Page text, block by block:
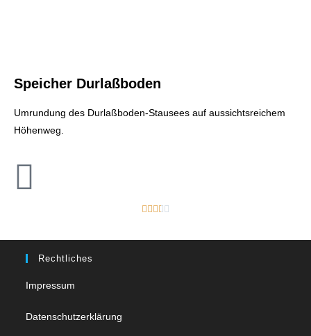
Speicher Durlaßboden
Umrundung des Durlaßboden-Stausees auf aussichtsreichem
Höhenweg.
    
Rechtliches
Impressum
Datenschutzerklärung